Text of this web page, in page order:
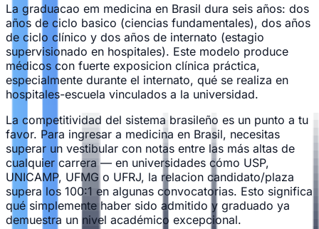
La graduacao em medicina en Brasil dura seis años: dos
años de ciclo basico (ciencias fundamentales), dos años
de ciclo clínico y dos años de internato (estagio
supervisionado en hospitales). Este modelo produce
médicos con fuerte exposicion clínica práctica,
especialmente durante el internato, qué se realiza en
hospitales-escuela vinculados a la universidad.
La competitividad del sistema brasileño es un punto a tu
favor. Para ingresar a medicina en Brasil, necesitas
superar un vestibular con notas entre las más altas de
cualquier carrera — en universidades cómo USP,
UNICAMP, UFMG o UFRJ, la relacion candidato/plaza
supera los 100:1 en algunas convocatorias. Esto significa
qué simplemente haber sido admitido y graduado ya
demuestra un nivel académico excepcional.